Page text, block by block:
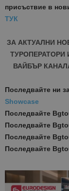
присъствие в
ТУК
ЗА АКТУАЛНИ
ТУРОПЕРАТОРИ
ВАЙБЪР
Последвайте ни
Showcase
Последвайте
Последвайте
Последвайте
Последвайте